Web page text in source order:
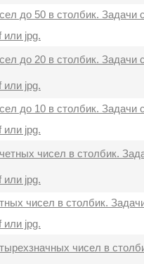
до 50 в столбик. Задачи
или jpg.
до 20 в столбик. Задачи
или jpg.
до 10 в столбик. Задачи
или jpg.
чисел в столбик.
или jpg.
чисел в столбик.
или jpg.
чисел в